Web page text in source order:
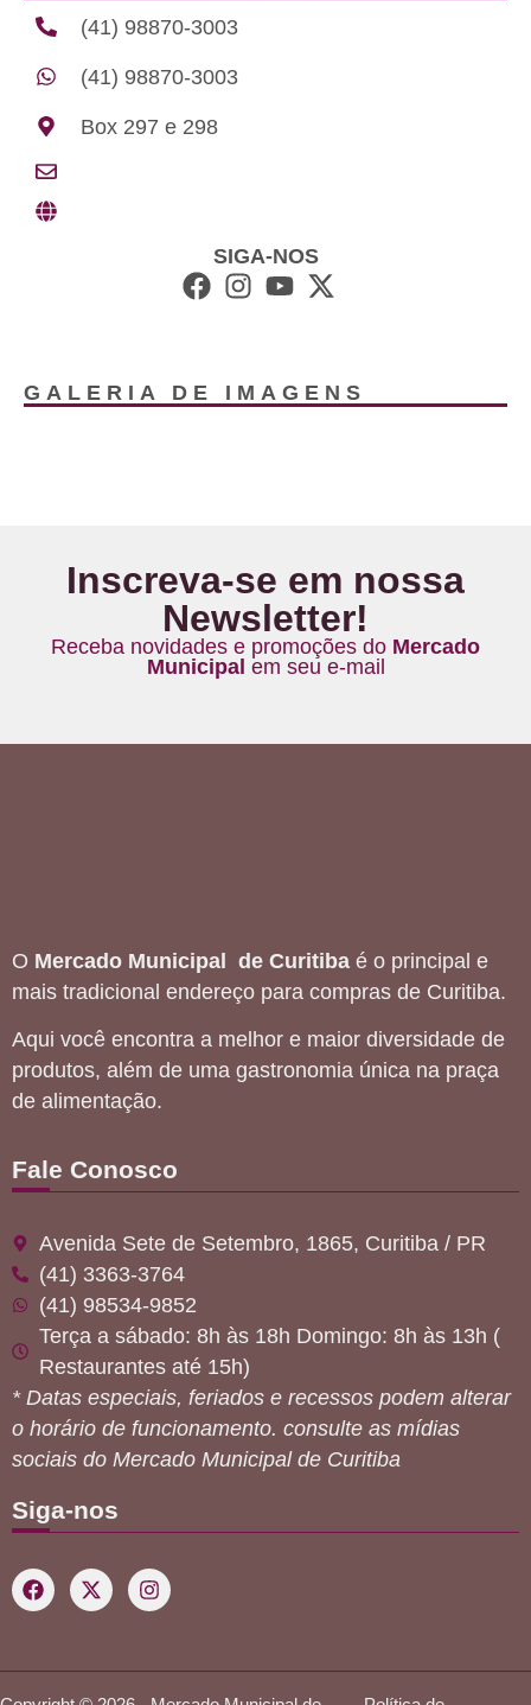
(41) 98870-3003
(41) 98870-3003
Box 297 e 298
SIGA-NOS
GALERIA DE IMAGENS
Inscreva-se em nossa
Newsletter!
Receba novidades e promoções do Mercado
Municipal em seu e-mail
O Mercado Municipal de Curitiba é o principal e
mais tradicional endereço para compras de Curitiba.
Aqui você encontra a melhor e maior diversidade de
produtos, além de uma gastronomia única na praça
de alimentação.
Fale Conosco
Avenida Sete de Setembro, 1865, Curitiba / PR
(41) 3363-3764
(41) 98534-9852
Terça a sábado: 8h às 18h Domingo: 8h às 13h (
Restaurantes até 15h)
* Datas especiais, feriados e recessos podem alterar
o horário de funcionamento. consulte as mídias
sociais do Mercado Municipal de Curitiba
Siga-nos